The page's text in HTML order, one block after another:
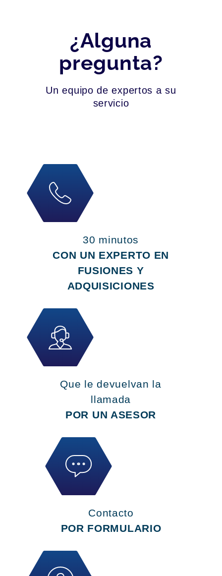
¿Alguna
pregunta?
Un equipo de expertos a su
servicio
30 minutos
CON UN EXPERTO EN
FUSIONES Y
ADQUISICIONES
Que le devuelvan la
llamada
POR UN ASESOR
Contacto
POR FORMULARIO